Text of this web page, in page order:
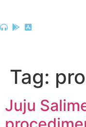
Tag:
Juju